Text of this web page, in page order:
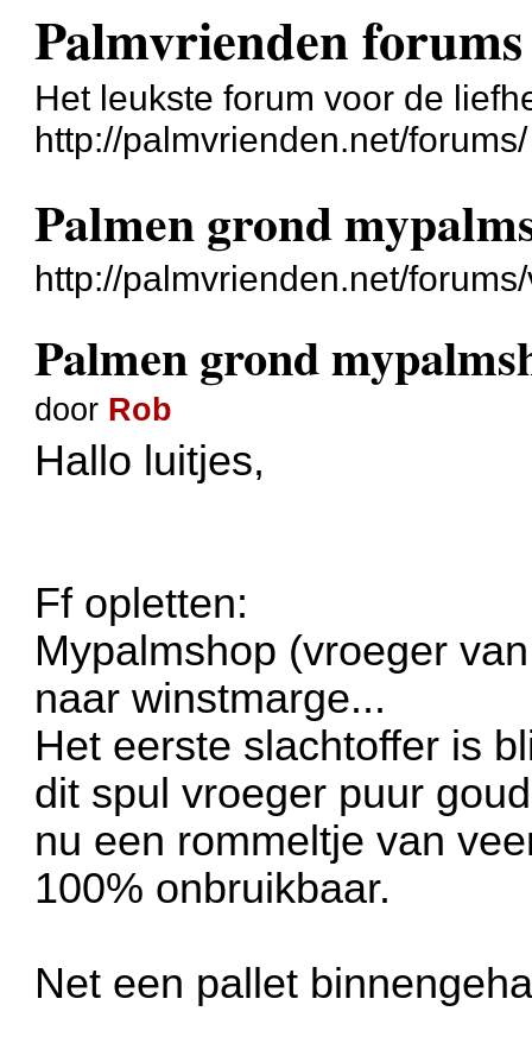
Palmvrienden forums
Het leukste forum voor de
http://palmvrienden.net/forums/
Palmen grond
http://palmvrienden.net/
Palmen grond
door Rob
Hallo luitjes,
Ff opletten:
Mypalmshop (vroeger
naar winstmarge...
Het eerste slachtoffer is
dit spul vroeger puur
nu een rommeltje van
100% onbruikbaar.
Net een pallet